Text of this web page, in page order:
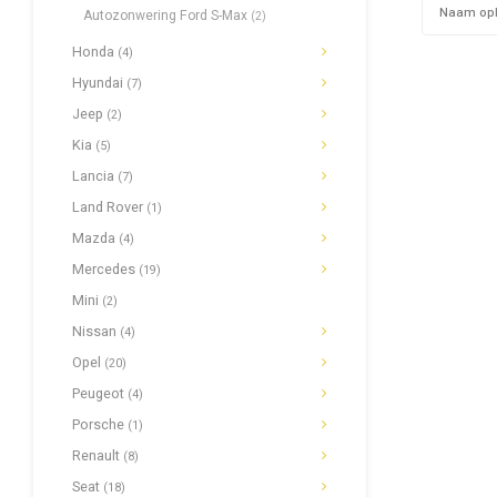
Autozonwering Ford S-Max (2)
Honda (4)
Hyundai (7)
Jeep (2)
Kia (5)
Lancia (7)
Land Rover (1)
Mazda (4)
Mercedes (19)
Mini (2)
Nissan (4)
Opel (20)
Peugeot (4)
Porsche (1)
Renault (8)
Seat (18)
Naam